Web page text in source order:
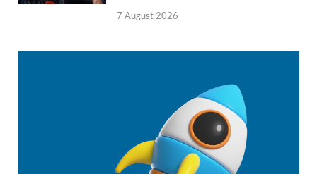
7 August 2026